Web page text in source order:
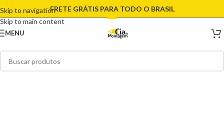
Skip to navigation
Skip to main content
FRETE GRÁTIS PARA TODO O BRASIL
MENU